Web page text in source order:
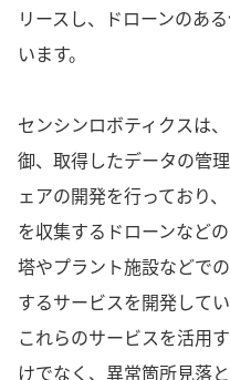
リースし、ドローンのあ
います。
センシンロボティクスは
御、取得したデータの管
ェアの開発を行っており
を収集するドローンなど
塔やプラント施設などで
するサービスを開発してい
これらのサービスを活用
けでなく、異常箇所見落